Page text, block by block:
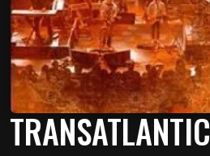
TRANSATLANTIC